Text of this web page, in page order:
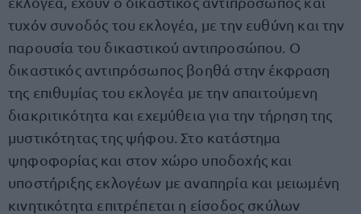
τυχόν συνοδός του εκλογέα, με την ευθύνη και την
παρουσία του δικαστικού αντιπροσώπου. Ο
δικαστικός αντιπρόσωπος βοηθά στην έκφραση
της επιθυμίας του εκλογέα με την απαιτούμενη
διακριτικότητα και εχεμύθεια για την τήρηση της
μυστικότητας της ψήφου. Στο κατάστημα
ψηφοφορίας και στον χώρο υποδοχής και
υποστήριξης εκλογέων με αναπηρία και μειωμένη
κινητικότητα επιτρέπεται η είσοδος σκύλων